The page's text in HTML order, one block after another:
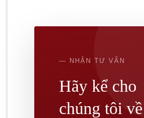
— NHẬN TƯ VẤN
Hãy kể cho
chúng tôi về